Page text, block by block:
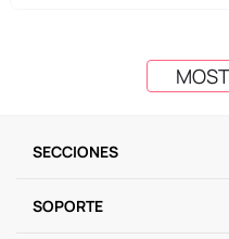
SECCIONES
SOPORTE